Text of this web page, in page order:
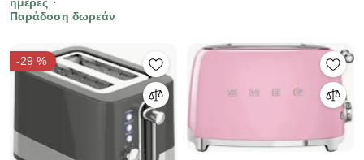
Ενσωματωμένο καλώδιο,
ημέρες
Παράδοση δωρεάν
-29 %